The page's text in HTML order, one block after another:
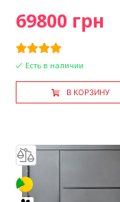
69800 грн
Есть в наличии
В КОРЗИНУ